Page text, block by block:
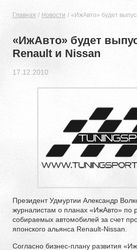
Главная Новости «ИжАвто» будет
«ИжАвто» будет
Renault и Nissan
17.12.2010
Президент Удмуртии Александр
журналистам о планах «ИжАвто» по
собираемых автомобилей за счет
японского альянса Renault-Nissan.
Согласно бизнес-плану развития